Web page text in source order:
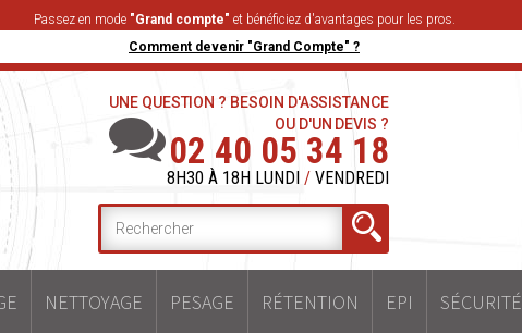
Passez en mode "Grand compte" et bénéficiez d'avantages pour les pros.
Comment devenir "Grand Compte" ?
UNE QUESTION ? BESOIN D'ASSISTANCE
OU D'UN DEVIS ?
02 40 05 34 18
8H30 À 18H LUNDI / VENDREDI
NETTOYAGE PESAGE RÉTENTION EPI SÉCURITÉ